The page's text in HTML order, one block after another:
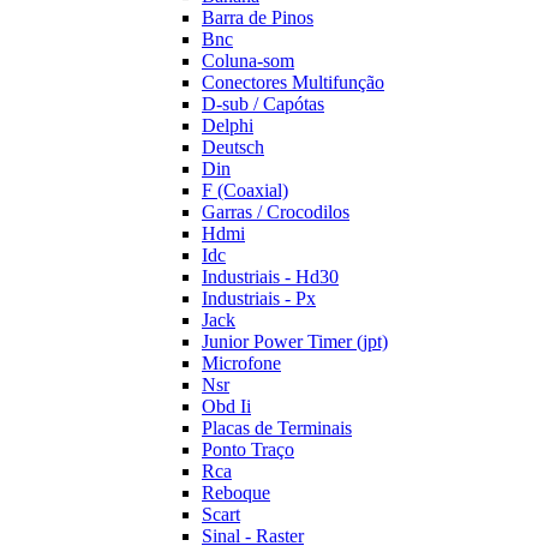
Barra de Pinos
Bnc
Coluna-som
Conectores Multifunção
D-sub / Capótas
Delphi
Deutsch
Din
F (Coaxial)
Garras / Crocodilos
Hdmi
Idc
Industriais - Hd30
Industriais - Px
Jack
Junior Power Timer (jpt)
Microfone
Nsr
Obd Ii
Placas de Terminais
Ponto Traço
Rca
Reboque
Scart
Sinal - Raster